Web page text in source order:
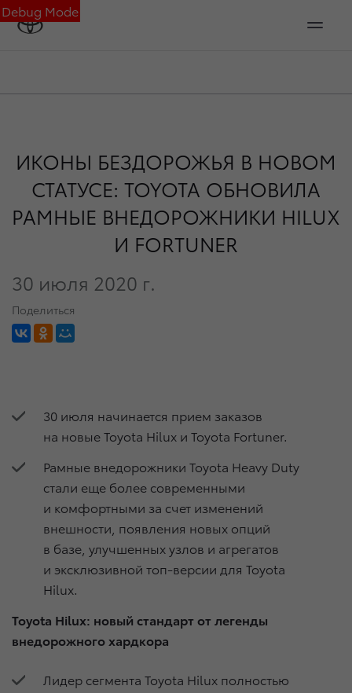
Debug Mode
ИКОНЫ БЕЗДОРОЖЬЯ В НОВОМ
СТАТУСЕ: TOYOTA ОБНОВИЛА
РАМНЫЕ ВНЕДОРОЖНИКИ HILUX
И FORTUNER
30 июля 2020 г.
Поделиться
30 июля начинается прием заказов
на новые Toyota Hilux и Toyota Fortuner.
Рамные внедорожники Toyota Heavy Duty
стали еще более современными
и комфортными за счет изменений
внешности, появления новых опций
в базе, улучшенных узлов и агрегатов
и эксклюзивной топ-версии для Toyota
Hilux.
Toyota Hilux: новый стандарт от легенды
внедорожного хардкора
Лидер сегмента Toyota Hilux полностью